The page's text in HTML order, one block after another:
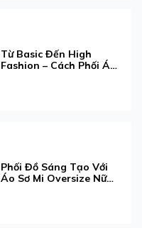
Từ Basic Đến High
Fashion – Cách Phối Áo
Phối Đồ Sáng Tạo Với
Áo Sơ Mi Oversize Nữ